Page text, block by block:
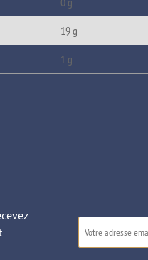
19 g
1 g